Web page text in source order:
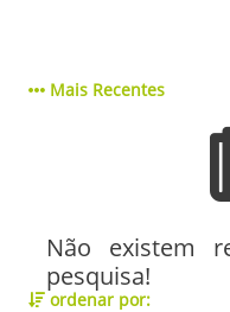
Mais Recentes
Não existem
pesquisa!
ordenar por: